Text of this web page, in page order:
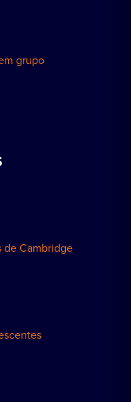
grupo
de Cambridge